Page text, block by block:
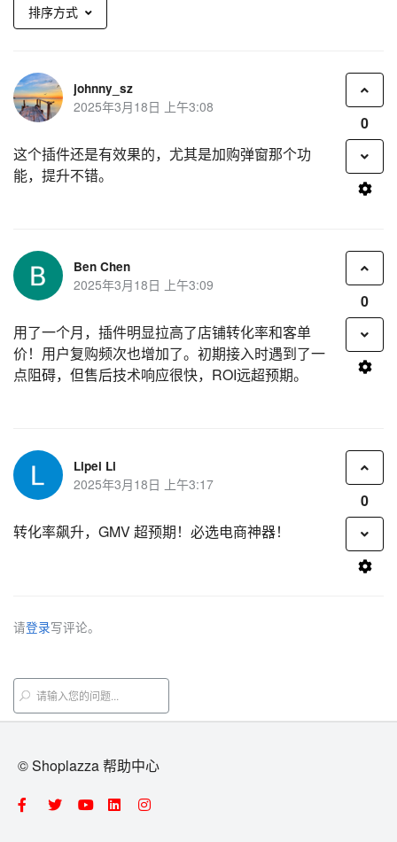
排序方式
johnny_sz
2025年3月18日 上午3:08
这个插件还是有效果的，尤其是加购弹窗那个功
能，提升不错。
0
Ben Chen
2025年3月18日 上午3:09
用了一个月，插件明显拉高了店铺转化率和客单
价！用户复购频次也增加了。初期接入时遇到了一
点阻碍，但售后技术响应很快，ROI远超预期。
0
Lipei Li
2025年3月18日 上午3:17
转化率飙升，GMV 超预期！必选电商神器！
0
请登录写评论。
© Shoplazza 帮助中心